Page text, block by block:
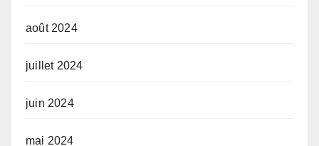
août 2024
juillet 2024
juin 2024
mai 2024